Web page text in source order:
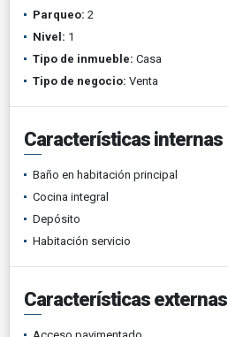
Parqueo: 2
Nivel: 1
Tipo de inmueble: Casa
Tipo de negocio: Venta
Características internas
Baño en habitación principal
Cocina integral
Depósito
Habitación servicio
Características externas